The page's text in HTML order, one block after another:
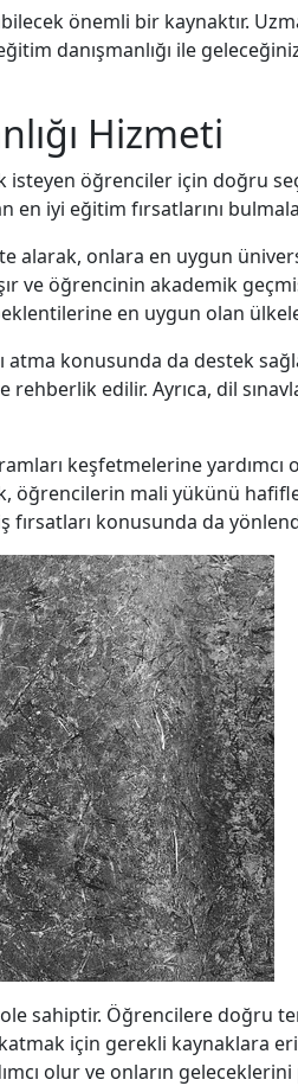
önemli bir kaynaktır.
danışmanlığı ile
Hizmeti
öğrenciler için doğru
iyi eğitim fırsatlarını
alarak, onlara en uygun
ve öğrencinin akademik
en uygun olan
atma konusunda da destek
edilir. Ayrıca, dil
keşfetmelerine yardımcı
mali yükünü
fırsatları konusunda da
sahiptir. Öğrencilere doğru
için gerekli kaynaklara
olur ve onların